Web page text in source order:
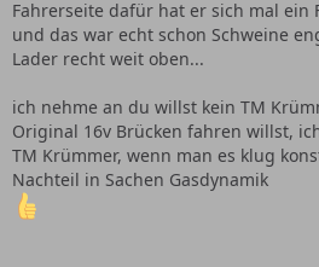
Fahrerseite dafür hat er sich mal ein
und das war echt schon Schweine
Lader recht weit oben...
ich nehme an du willst kein TM
Original 16v Brücken fahren willst,
TM Krümmer, wenn man es klug
Nachteil in Sachen Gasdynamik